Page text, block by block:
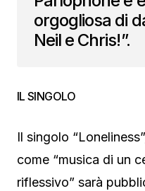
orgogliosa di
Neil e Chris!”.
IL SINGOLO
Il singolo
come “musica di un
riflessivo” sarà